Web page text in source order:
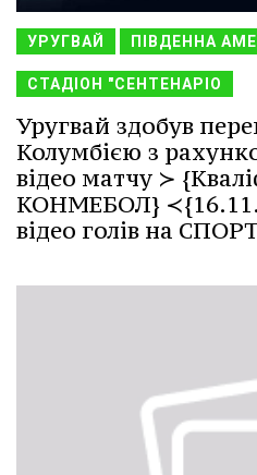
УРУГВАЙ ПІВДЕННА
СТАДІОН "СЕНТЕНАРІО
Уругвай здобув
Колумбією з
відео матчу ≻
КОНМЕБОЛ}
відео голів на